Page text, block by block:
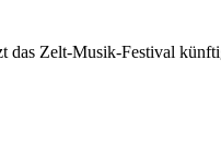
das Zelt-Musik-Festival